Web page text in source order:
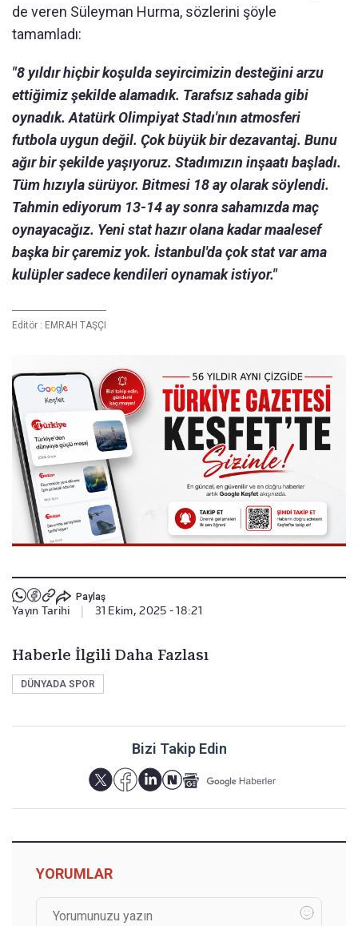
de veren Süleyman Hurma, sözlerini şöyle
tamamladı:
"8 yıldır hiçbir koşulda seyircimizin desteğini arzu
ettiğimiz şekilde alamadık. Tarafsız sahada gibi
oynadık. Atatürk Olimpiyat Stadı'nın atmosferi
futbola uygun değil. Çok büyük bir dezavantaj. Bunu
ağır bir şekilde yaşıyoruz. Stadımızın inşaatı başladı.
Tüm hızıyla sürüyor. Bitmesi 18 ay olarak söylendi.
Tahmin ediyorum 13-14 ay sonra sahamızda maç
oynayacağız. Yeni stat hazır olana kadar maalesef
başka bir çaremiz yok. İstanbul'da çok stat var ama
kulüpler sadece kendileri oynamak istiyor."
Editör : EMRAH TAŞÇI
Paylaş
Yayın Tarihi 31 Ekim, 2025 - 18:21
Haberle İlgili Daha Fazlası
DÜNYADA SPOR
Bizi Takip Edin
YORUMLAR